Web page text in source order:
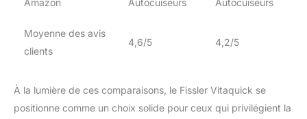
Amazon
Autocuiseurs
Autocuiseurs
Moyenne des avis
clients
4,6/5 4,2/5
À la lumière de ces comparaisons, le Fissler Vitaquick se
positionne comme un choix solide pour ceux qui privilégient la